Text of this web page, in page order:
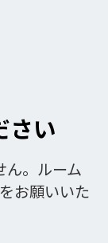
さい
ん。ルーム
お願いいた